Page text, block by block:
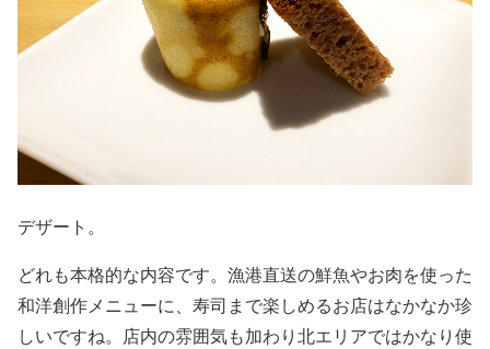
デザート。
どれも本格的な内容です。漁港直送の鮮魚やお肉を使った
和洋創作メニューに、寿司まで楽しめるお店はなかなか珍
しいですね。店内の雰囲気も加わり北エリアではかなり使